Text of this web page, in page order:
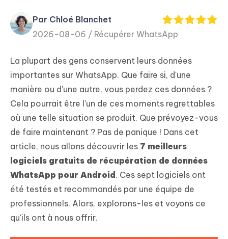
PDF
Editor
New
iAnyGo
Par Chloé Blanchet
2026-08-06 / Récupérer WhatsApp
La plupart des gens conservent leurs données
importantes sur WhatsApp. Que faire si, d'une
manière ou d'une autre, vous perdez ces données ?
Cela pourrait être l'un de ces moments regrettables
où une telle situation se produit. Que prévoyez-vous
de faire maintenant ? Pas de panique ! Dans cet
article, nous allons découvrir les 7 meilleurs
logiciels gratuits de récupération de données
WhatsApp pour Android . Ces sept logiciels ont
été testés et recommandés par une équipe de
professionnels. Alors, explorons-les et voyons ce
qu'ils ont à nous offrir.